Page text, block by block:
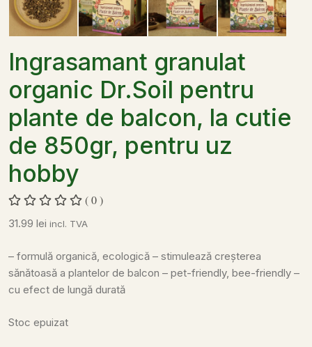
Ingrasamant granulat
organic Dr.Soil pentru
plante de balcon, la cutie
de 850gr, pentru uz
hobby
( 0 )
31.99 lei incl. TVA
– formulă organică, ecologică – stimulează creșterea
sănătoasă a plantelor de balcon – pet-friendly, bee-friendly –
cu efect de lungă durată
Stoc epuizat